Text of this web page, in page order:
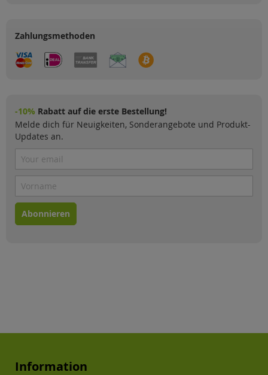
Zahlungsmethoden
-10% Rabatt auf die erste Bestellung!
Melde dich für Neuigkeiten, Sonderangebote und Produkt-
Updates an.
Abonnieren
Information